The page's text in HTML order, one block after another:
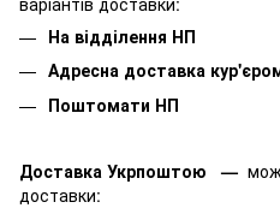
На відділення НП
Адресна доставка
Поштомати НП
Доставка Укрпоштою—
доставки: